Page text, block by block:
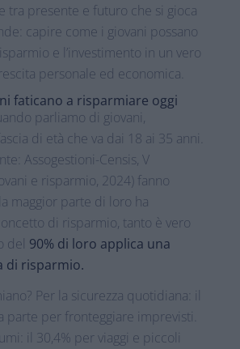
tra presente e futuro che si gioca
capire come i giovani possano
e l’investimento in un vero
personale ed economica.
faticano a risparmiare oggi
parliamo di giovani,
di età che va dai 18 ai 35 anni.
Assogestioni-Censis, V
e risparmio, 2024) fanno
maggior parte di loro ha
di risparmio, tanto è vero
del 90% di loro applica una
di risparmio.
Per la sicurezza quotidiana: il
parte per fronteggiare imprevisti.
il 30,4% per viaggi e piccoli